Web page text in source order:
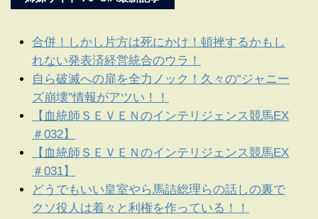
合併！しかし片方は死にかけ！頓挫するかもし
れない発表済経営統合のウラ！
自ら破滅への扉を全力ノック！久々の“ジャニー
ズ崩壊”情報がアツい！！
【血統師ＳＥＶＥＮのインテリジェンス競馬EX
＃032】
【血統師ＳＥＶＥＮのインテリジェンス競馬EX
＃031】
どうでもいい皇室やら馬詰総理らの話しの裏で
クソ役人は着々と利権を作っている！！